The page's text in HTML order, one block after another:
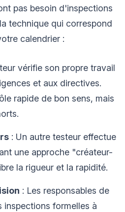
pas besoin d'inspections
technique qui correspond
calendrier :
vérifie son propre travail
et aux directives.
rapide de bon sens, mais
: Un autre testeur effectue
une approche "créateur-
la rigueur et la rapidité.
: Les responsables de
formelles à